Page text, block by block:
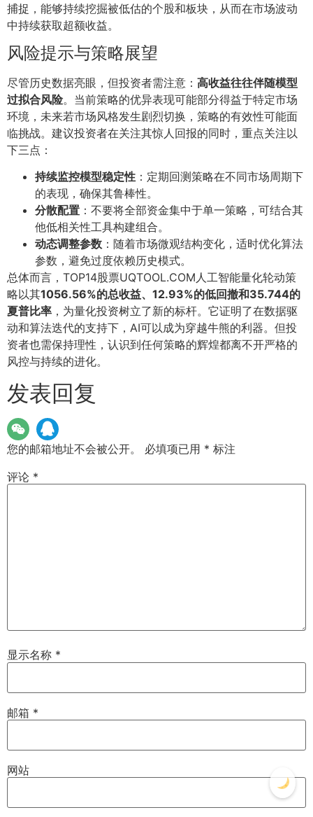
捕捉，能够持续挖掘被低估的个股和板块，从而在市场波动
中持续获取超额收益。
风险提示与策略展望
尽管历史数据亮眼，但投资者需注意： 高收益往往伴随模型
过拟合风险。当前策略的优异表现可能部分得益于特定市场
环境，未来若市场风格发生剧烈切换，策略的有效性可能面
临挑战。建议投资者在关注其惊人回报的同时，重点关注以
下三点：
持续监控模型稳定性 ：定期回测策略在不同市场周期下
的表现，确保其鲁棒性。
分散配置 ：不要将全部资金集中于单一策略，可结合其
他低相关性工具构建组合。
动态调整参数 ：随着市场微观结构变化，适时优化算法
参数，避免过度依赖历史模式。
总体而言，TOP14股票UQTOOL.COM人工智能量化轮动策
略以其1056.56%的总收益、12.93%的低回撤和35.744的
夏普比率 ，为量化投资树立了新的标杆。它证明了在数据驱
动和算法迭代的支持下，AI可以成为穿越牛熊的利器。但投
资者也需保持理性，认识到任何策略的辉煌都离不开严格的
风控与持续的进化。
发表回复
您的邮箱地址不会被公开。 必填项已用 * 标注
评论 *
显示名称 *
邮箱 *
网站